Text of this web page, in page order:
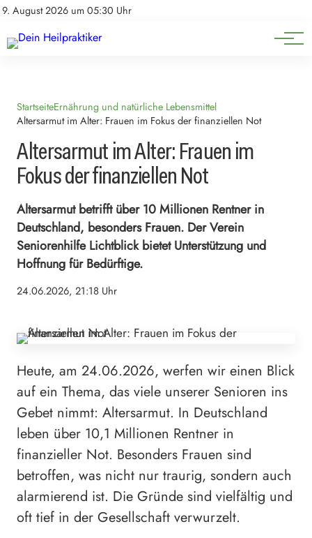
9. August 2026 um 05:30 Uhr
Impressum
Natürliche Medizin
Heilpflanzen & Kräuterkunde
StartseiteErnährung und natürliche Lebensmittel
Altersarmut im Alter: Frauen im Fokus der finanziellen Not
Altersarmut im Alter: Frauen im
Fokus der finanziellen Not
Altersarmut betrifft über 10 Millionen Rentner in
Deutschland, besonders Frauen. Der Verein
Seniorenhilfe Lichtblick bietet Unterstützung und
Hoffnung für Bedürftige.
24.06.2026, 21:18 Uhr
Heute, am 24.06.2026, werfen wir einen Blick
auf ein Thema, das viele unserer Senioren ins
Gebet nimmt: Altersarmut. In Deutschland
leben über 10,1 Millionen Rentner in
finanzieller Not. Besonders Frauen sind
betroffen, was nicht nur traurig, sondern auch
alarmierend ist. Die Gründe sind vielfältig und
oft tief in der Gesellschaft verwurzelt.